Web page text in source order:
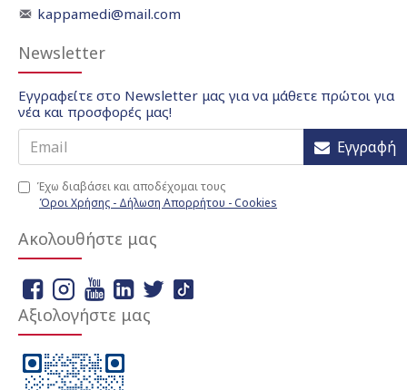
kappamedi@mail.com
Newsletter
Εγγραφείτε στο Newsletter μας για να μάθετε πρώτοι για
νέα και προσφορές μας!
Εγγραφή
Έχω διαβάσει και αποδέχομαι τους
Όροι Χρήσης - Δήλωση Απορρήτου - Cookies
Ακολουθήστε μας
Αξιολογήστε μας